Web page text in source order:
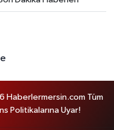
Tüm
Politikalarına Uyar!